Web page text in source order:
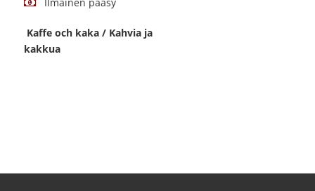
Ilmainen pääsy
Kaffe och kaka / Kahvia ja
kakkua